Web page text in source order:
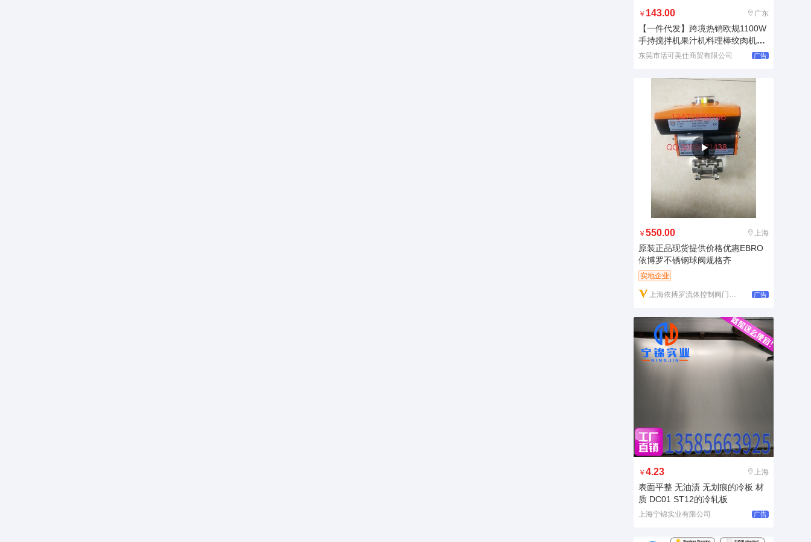
￥ 143.00 广东
【一件代发】跨境热销欧规1100W
手持搅拌机果汁机料理棒绞肉机ha
n
东莞市活可美仕商贸有限公司 广告
￥ 550.00 上海
原装正品现货提供价格优惠EBRO
依博罗不锈钢球阀规格齐
实地企业
上海依搏罗流体控制阀门有限公司 广告
￥ 4.23 上海
表面平整 无油渍 无划痕的冷板 材
质 DC01 ST12的冷轧板
上海宁锦实业有限公司 广告